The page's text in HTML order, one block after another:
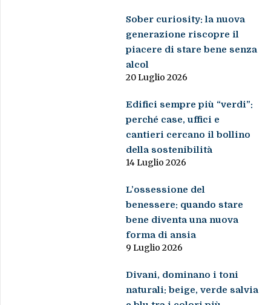
Sober curiosity: la nuova
generazione riscopre il
piacere di stare bene senza
alcol
20 Luglio 2026
Edifici sempre più “verdi”:
perché case, uffici e
cantieri cercano il bollino
della sostenibilità
14 Luglio 2026
L’ossessione del
benessere: quando stare
bene diventa una nuova
forma di ansia
9 Luglio 2026
Divani, dominano i toni
naturali: beige, verde salvia